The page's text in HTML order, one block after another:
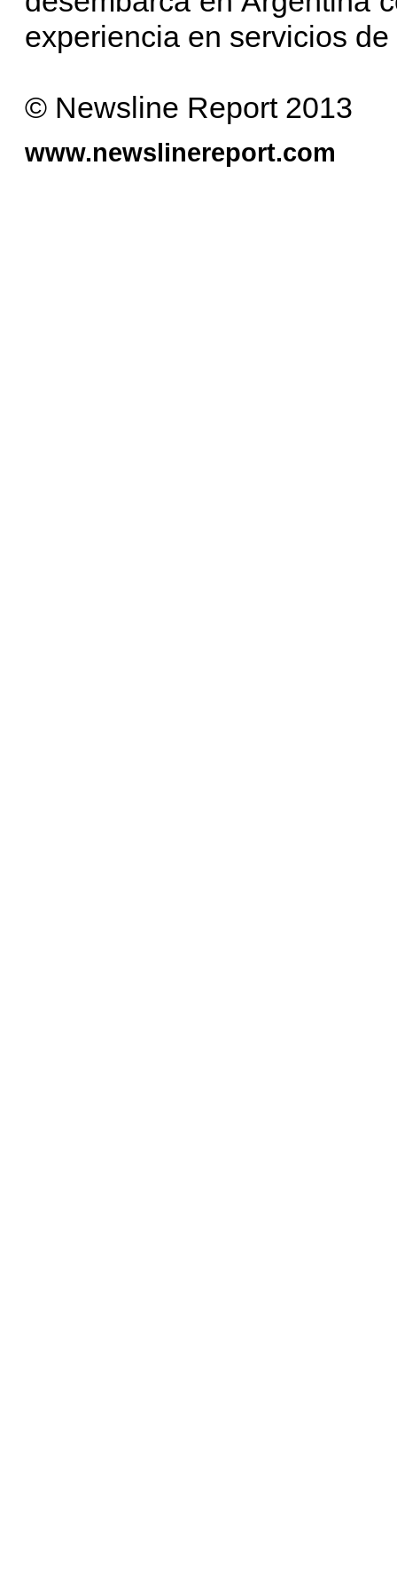
experiencia en servicios
© Newsline Report 2013
www.newslinereport.com